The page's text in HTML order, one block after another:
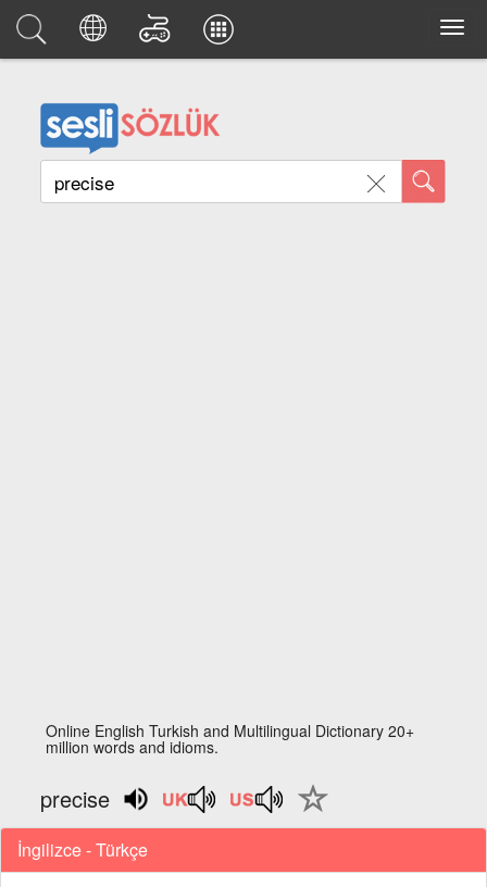
Online English Turkish and Multilingual Dictionary 20+
million words and idioms.
precise
İngilizce - Türkçe